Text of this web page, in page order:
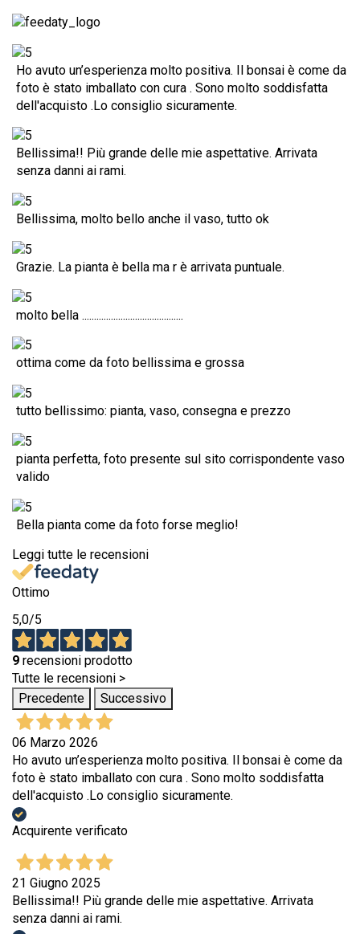
Ho avuto un’esperienza molto positiva. Il bonsai è come da
foto è stato imballato con cura . Sono molto soddisfatta
dell'acquisto .Lo consiglio sicuramente.
Bellissima!! Più grande delle mie aspettative. Arrivata
senza danni ai rami.
Bellissima, molto bello anche il vaso, tutto ok
Grazie. La pianta è bella ma r è arrivata puntuale.
molto bella ..........................................
ottima come da foto bellissima e grossa
tutto bellissimo: pianta, vaso, consegna e prezzo
pianta perfetta, foto presente sul sito corrispondente vaso
valido
Bella pianta come da foto forse meglio!
Leggi tutte le recensioni
Ottimo
5,0/5
9 recensioni prodotto
Tutte le recensioni >
Precedente
Successivo
06 Marzo 2026
Ho avuto un’esperienza molto positiva. Il bonsai è come da
foto è stato imballato con cura . Sono molto soddisfatta
dell'acquisto .Lo consiglio sicuramente.
Acquirente verificato
21 Giugno 2025
Bellissima!! Più grande delle mie aspettative. Arrivata
senza danni ai rami.